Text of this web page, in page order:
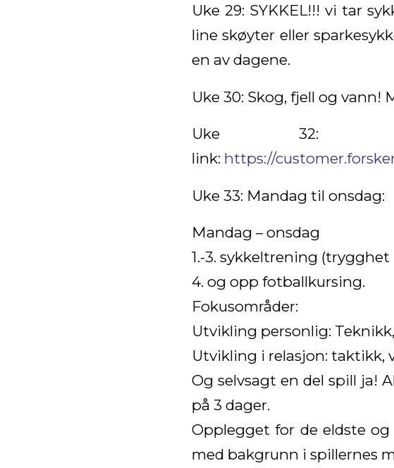
Uke 29: SYKKEL!!! vi tar
line skøyter eller
en av dagene.
Uke 30: Skog, fjell og vann!
Uke 32:
link: https://
Uke 33: Mandag til onsdag:
Mandag – onsdag
1.-3. sykkeltrening
4. og opp fotballkursing.
Fokusområder:
Utvikling personlig:
Utvikling i relasjon: taktikk,
Og selvsagt en del spill ja!
på 3 dager.
Opplegget for de eldste
med bakgrunn i spillernes